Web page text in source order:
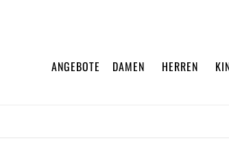
ANGEBOTE DAMEN HERREN